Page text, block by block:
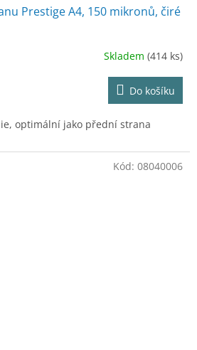
Prestige A4, 150 mikronů, čiré
Skladem (414 ks)
Do košíku
optimální jako přední strana
Kód: 08040006